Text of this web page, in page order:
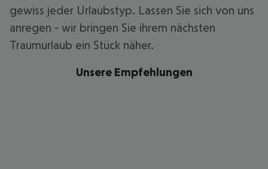
gewiss jeder Urlaubstyp. Lassen Sie sich von uns
anregen - wir bringen Sie ihrem nächsten
Traumurlaub ein Stück näher.
Unsere Empfehlungen